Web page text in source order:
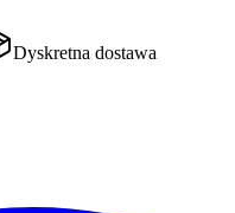
Dyskretna dostawa